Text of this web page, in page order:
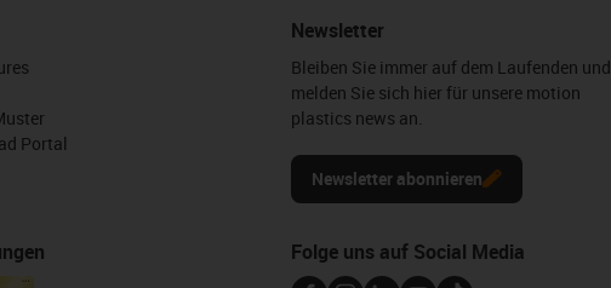
Portal
Newsletter
Bleiben Sie immer auf dem Laufenden und
melden Sie sich hier für unsere motion
plastics news an.
Newsletter abonnieren
Folge uns auf Social Media